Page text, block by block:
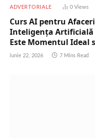
ADVERTORIALE 0 Views
Curs AI pentru
Inteligența Artificială
Este Momentul Ideal
iunie 22, 2026 7 Mins Read